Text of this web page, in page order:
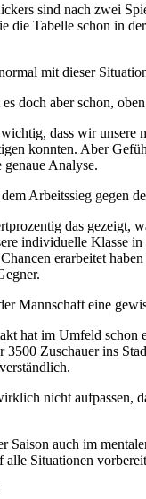
sind nach zwei
die Tabelle schon in
mit dieser
doch aber schon,
dass wir unsere
konnten. Aber
Analyse.
Arbeitssieg gegen
das gezeigt,
individuelle Klasse in
erarbeitet
Mannschaft eine
hat im Umfeld schon
3500 Zuschauer ins
nicht aufpassen,
Saison auch im
alle Situationen